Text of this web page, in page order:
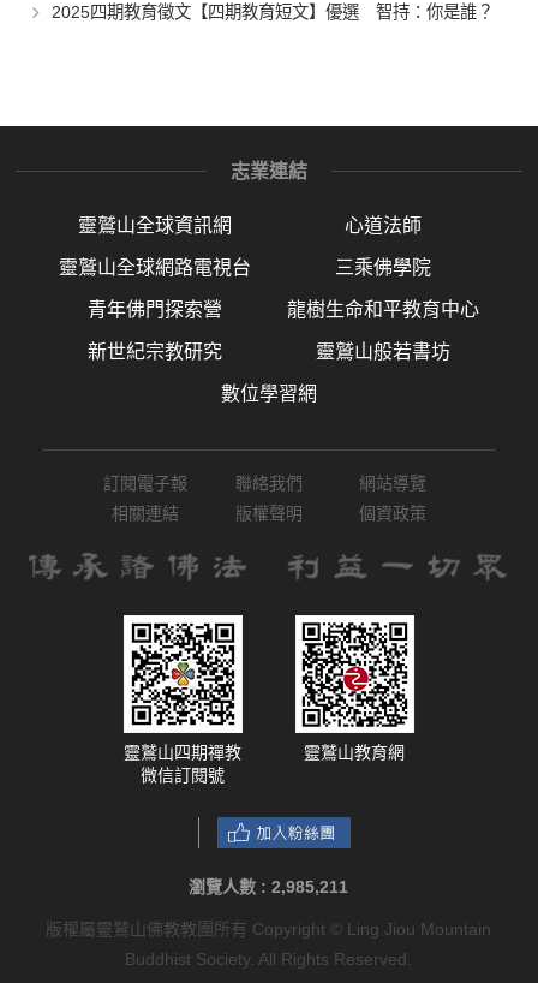
2025四期教育徵文【四期教育短文】優選 智持：你是誰？
志業連結
靈鷲山全球資訊網 心道法師
靈鷲山全球網路電視台 三乘佛學院
青年佛門探索營 龍樹生命和平教育中心
新世紀宗教研究 靈鷲山般若書坊
數位學習網
訂閱電子報 聯絡我們
網站導覽
相關連結
版權聲明 個資政策
靈鷲山四期禪教
微信訂閱號
靈鷲山教育網
瀏覽人數 :2,985,211
版權屬靈鷲山佛教教團所有 Copyright © Ling Jiou Mountain
Buddhist Society. All Rights Reserved.